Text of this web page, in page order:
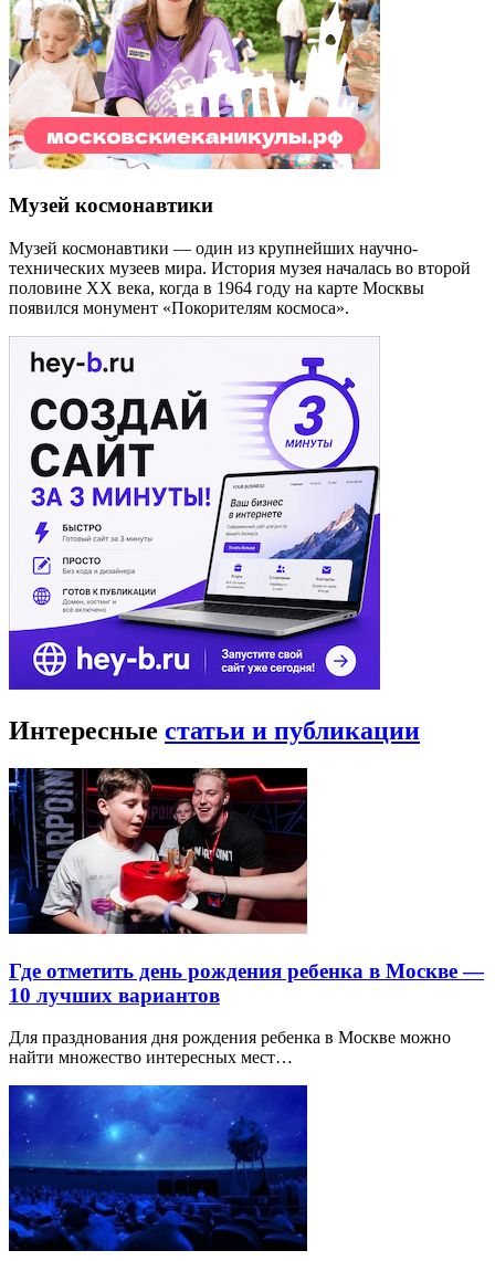
Музей космонавтики
Музей космонавтики — один из крупнейших научно-
технических музеев мира. История музея началась во второй
половине XX века, когда в 1964 году на карте Москвы
появился монумент «Покорителям космоса».
Интересные статьи и публикации
Где отметить день рождения ребенка в Москве —
10 лучших вариантов
Для празднования дня рождения ребенка в Москве можно
найти множество интересных мест…